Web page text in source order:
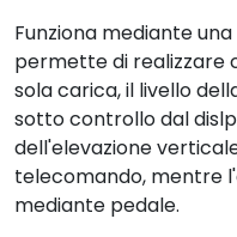
Funziona mediante una
permette di realizzare
sola carica, il livello
sotto controllo dal
dell'elevazione
telecomando, mentre
mediante pedale.